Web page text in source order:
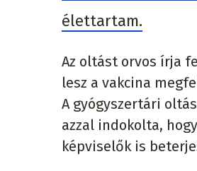
élettartam.
Az oltást orvos írja
lesz a vakcina
A gyógyszertári
azzal indokolta,
képviselők is